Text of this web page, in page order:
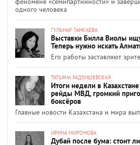
одного человека
ГУЛЬНАР ТАНКАЕВА
Выставки Билла Виолы
Теперь нужно искать
Его работы заставляют
ТАТЬЯНА РАДЗИШЕВСКАЯ
Итоги недели в
рейды МВД, громкий
боксёров
Главные новости Казахстана и мира
ИРИНА МИРОНОВА
Дубай после бума: стоит